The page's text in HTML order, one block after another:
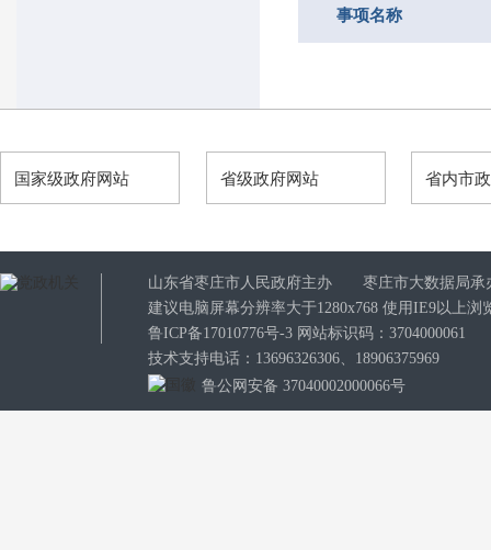
事项名称
国家级政府网站 省级政府网站 省内市
山东省枣庄市人民政府主办 枣庄市大数据局承
建议电脑屏幕分辨率大于1280x768 使用IE9以上
鲁ICP备17010776号-3 网站标识码：3704000061
技术支持电话：13696326306、18906375969
鲁公网安备 37040002000066号